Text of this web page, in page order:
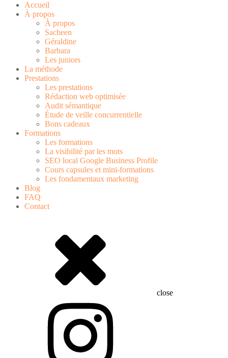
Accueil
À propos
À propos
Sacheen
Géraldine
Barbara
Les juniors
La méthode
Prestations
Les prestations
Rédaction web optimisée
Audit sémantique
Étude de veille concurrentielle
Bons cadeaux
Formations
Les formations
La visibilité par les mots
SEO local Google Business Profile
Cours capsules et mini-formations
Les fondamentaux marketing
Blog
FAQ
Contact
close